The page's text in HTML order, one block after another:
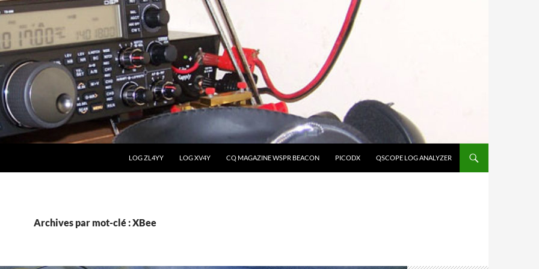
LOG ZL4YY LOG XV4Y CQ MAGAZINE WSPR BEACON PICODX QSCOPE LOG ANALYZER
Archives par mot-clé : XBee